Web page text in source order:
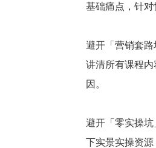
基础痛点，针对
避开「营销套
讲清所有课程
因。
避开「零实操
下实景实操资